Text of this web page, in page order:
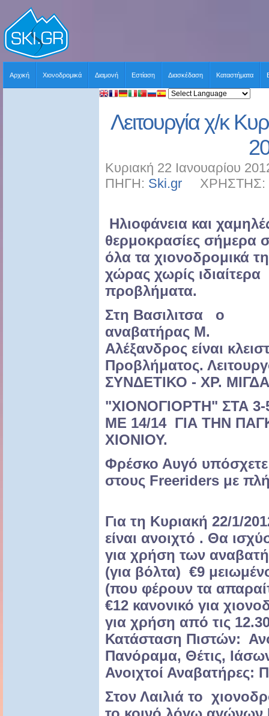
Αρχική Χιονοδρομικά Διαμονή Εστίαση Διασκέδαση Καταστήματα
Λειτουργία χ/κ
Κυριακή 22 Ιανουαρίου
ΠΗΓΗ: Ski.gr ΧΡΗΣΤΗΣ:
Ηλιοφάνεια και
θερμοκρασίες σήμερα
όλα τα χιονοδρομικά
χώρας χωρίς ιδιαίτερα
προβλήματα.
Στη Βασιλιτσα ο
αναβατήρας Μ.
Αλέξανδρος είναι
Προβλήματος.
ΣΥΝΔΕΤΙΚΟ - ΧΡ.
"ΧΙΟΝΟΓΙΟΡΤΗ" ΣΤΑ
ΜΕ 14/14 ΓΙΑ ΤΗΝ
ΧΙΟΝΙΟΥ.
Φρέσκο Αυγό
στους Freeriders με
Για τη Κυριακή 22/1/
είναι ανοιχτό . Θα
για χρήση των
(για βόλτα) €9
(που φέρουν τα
€12 κανονικό για
για χρήση από τις
Κατάσταση Πιστών:
Πανόραμα, Θέτις,
Ανοιχτοί Αναβατήρες:
Στον Λαιλιά το